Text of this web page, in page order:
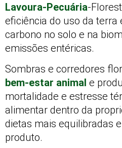
Lavoura-Pecuária-
eficiência do uso da
carbono no solo e na
emissões entéricas.
Sombras e corredores
bem-estar animal e
mortalidade e estresse
alimentar dentro da
dietas mais equilibradas
produto.